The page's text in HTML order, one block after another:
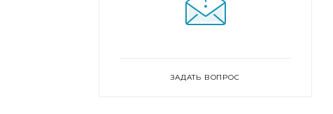
ЗАДАТЬ ВОПРОС